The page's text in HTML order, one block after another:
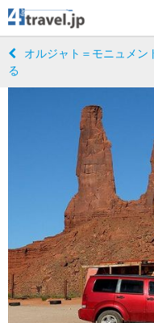
オルジャト＝モニュメン
る